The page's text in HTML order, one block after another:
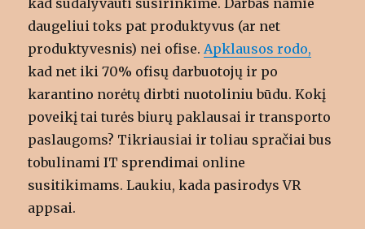
kad sudalyvauti susirinkime. Darbas namie
daugeliui toks pat produktyvus (ar net
produktyvesnis) nei ofise.Apklausos rodo,
kad net iki 70% ofisų darbuotojų ir po
karantino norėtų dirbti nuotoliniu būdu. Kokį
poveikį tai turės biurų paklausai ir transporto
paslaugoms? Tikriausiai ir toliau spračiai bus
tobulinami IT sprendimai online
susitikimams. Laukiu, kada pasirodys VR
appsai.